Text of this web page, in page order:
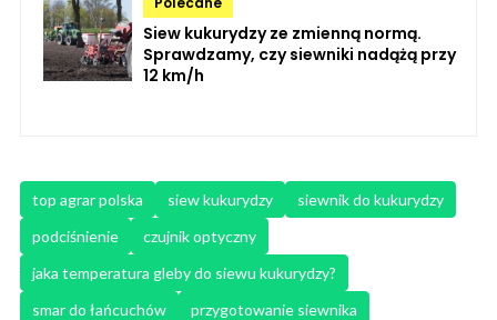
Siew kukurydzy ze zmienną normą.
Sprawdzamy, czy siewniki nadążą przy
12 km/h
top agrar polska siew kukurydzy
siewnik do kukurydzy
podciśnienie
czujnik optyczny
jaka temperatura gleby do siewu kukurydzy?
smar do łańcuchów
przygotowanie siewnika